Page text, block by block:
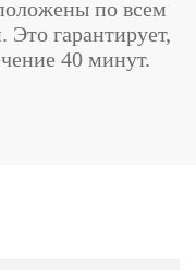
по всем
Это гарантирует,
40 минут.